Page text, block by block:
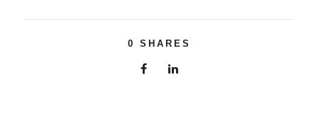
0 SHARES